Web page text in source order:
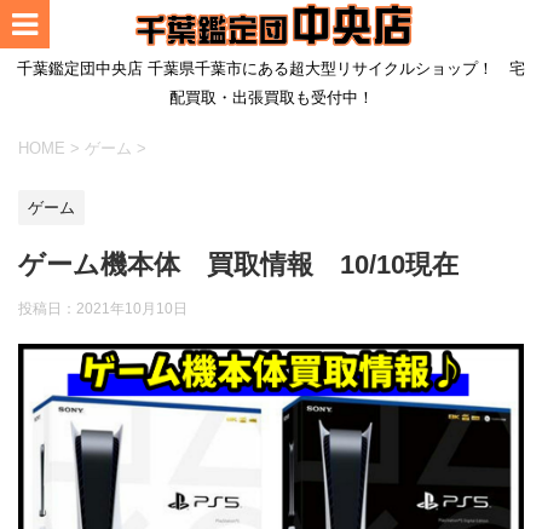
千葉鑑定団中央店 千葉県千葉市にある超大型リサイクルショップ！ 宅
配買取・出張買取も受付中！
HOME > ゲーム >
ゲーム
ゲーム機本体 買取情報 10/10現在
投稿日： 2021年10月10日